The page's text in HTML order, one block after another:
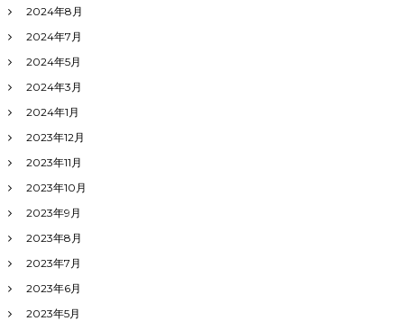
2024年8月
2024年7月
2024年5月
2024年3月
2024年1月
2023年12月
2023年11月
2023年10月
2023年9月
2023年8月
2023年7月
2023年6月
2023年5月